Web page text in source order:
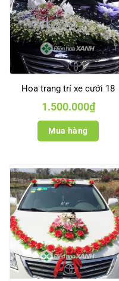
Hoa trang trí xe cưới 18
1.500.000₫
Mua hàng